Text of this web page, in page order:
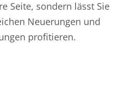
Seite, sondern lässt Sie
Neuerungen und
profitieren.